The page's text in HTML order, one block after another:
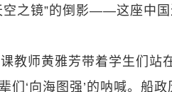
空之镜”的倒影——这座中
课教师黄雅芳带着学生们
们‘向海图强’的呐喊。船